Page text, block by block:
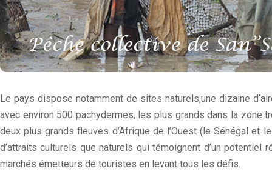
Le pays dispose notamment de sites naturels,une dizaine
avec environ 500 pachydermes, les plus grands dans la
deux plus grands fleuves d’Afrique de l’Ouest (le Sénégal
d’attraits culturels que naturels qui témoignent d’un
marchés émetteurs de touristes en levant tous les défis.